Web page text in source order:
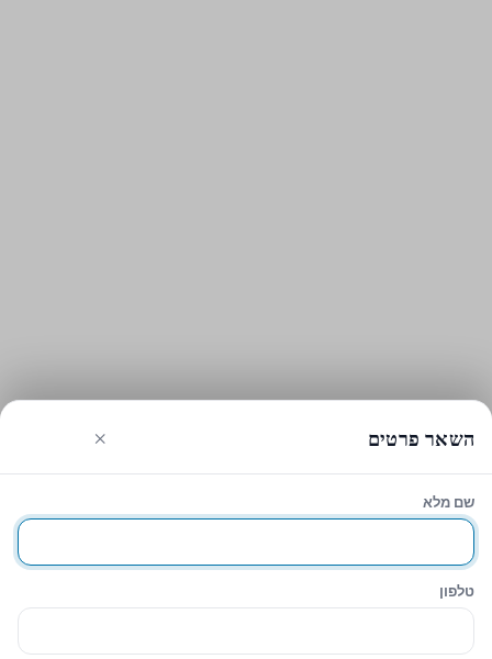
עגלת הקניות
סגירה
השאר פרטים ×
שם מלא
טלפון